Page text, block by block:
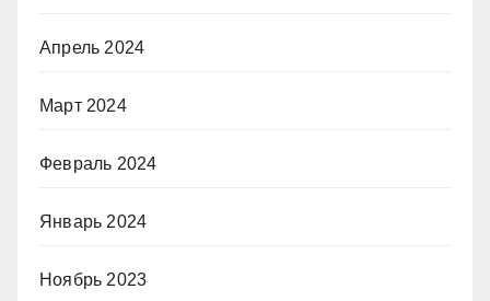
Апрель 2024
Март 2024
Февраль 2024
Январь 2024
Ноябрь 2023